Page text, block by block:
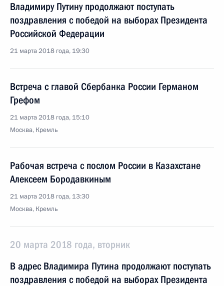
Владимиру Путину продолжают поступать
поздравления с победой на выборах Президента
Российской Федерации
21 марта 2018 года, 19:30
Встреча с главой Сбербанка России Германом
Грефом
21 марта 2018 года, 15:10
Москва, Кремль
Рабочая встреча с послом России в Казахстане
Алексеем Бородавкиным
21 марта 2018 года, 13:30
Москва, Кремль
20 марта 2018 года, вторник
В адрес Владимира Путина продолжают поступать
поздравления с победой на выборах Президента